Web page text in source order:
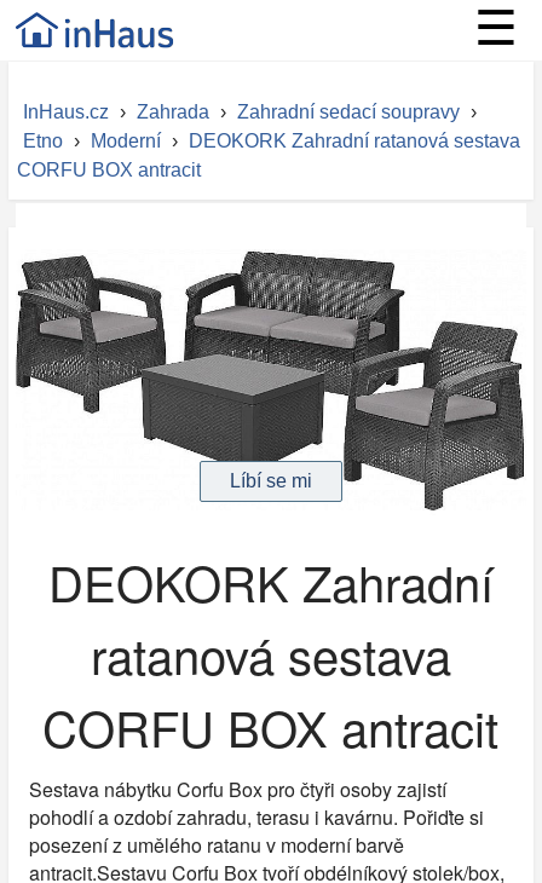
☰
InHaus.cz › Zahrada › Zahradní sedací soupravy ›
Etno › Moderní ›
DEOKORK Zahradní ratanová sestava
CORFU BOX antracit
DEOKORK Zahradní
ratanová sestava
CORFU BOX antracit
Sestava nábytku Corfu Box pro čtyři osoby zajistí
pohodlí a ozdobí zahradu, terasu i kavárnu. Pořiďte si
posezení z umělého ratanu v moderní barvě
antracit.Sestavu Corfu Box tvoří obdélníkový stolek/box,